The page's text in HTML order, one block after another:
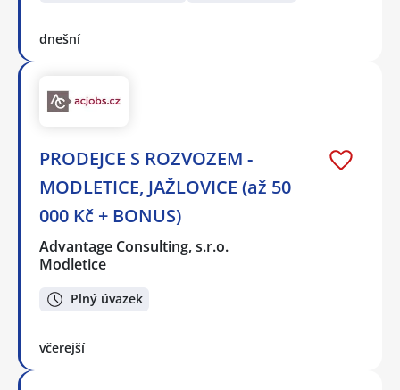
dnešní
PRODEJCE S ROZVOZEM -
MODLETICE, JAŽLOVICE (až 50
000 Kč + BONUS)
Advantage Consulting, s.r.o.
Modletice
Plný úvazek
včerejší